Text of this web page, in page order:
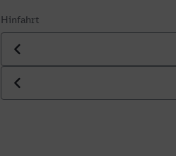
Hinfahrt
Datum der Hinfahrt
Uhrzeit der Hinfahrt